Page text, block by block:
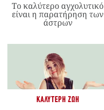
Το καλύτερο αγχολυτικό
είναι η παρατήρηση των
άστρων
ΚΑΛΎΤΕΡΗ ΖΩΉ